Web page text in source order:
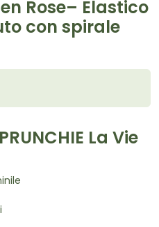
Rose– Elastico
con spirale
La Vie